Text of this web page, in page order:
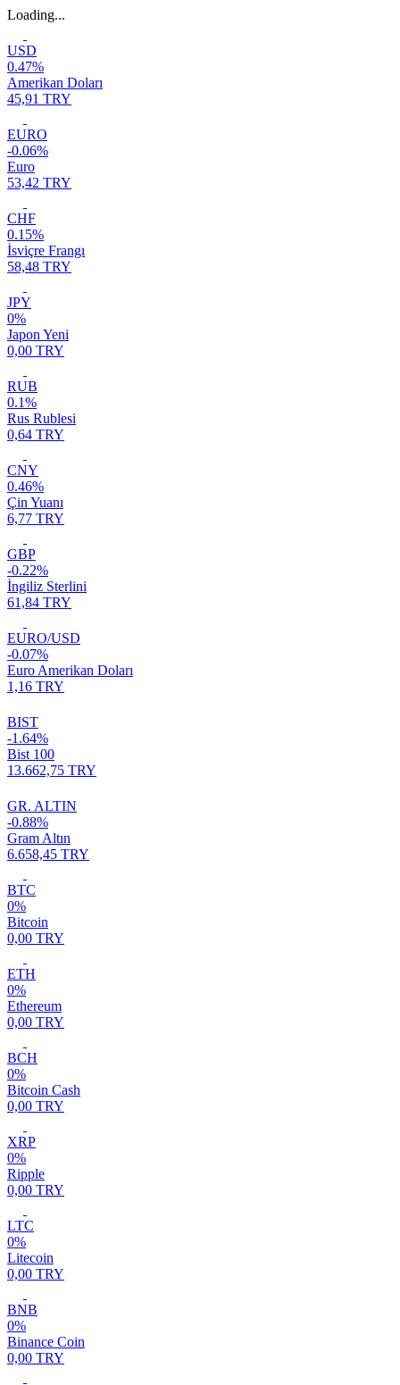
Loading...
USD
0.47%
Amerikan Doları
45,91 TRY
EURO
-0.06%
Euro
53,42 TRY
CHF
0.15%
İsviçre Frangı
58,48 TRY
JPY
0%
Japon Yeni
0,00 TRY
RUB
0.1%
Rus Rublesi
0,64 TRY
CNY
0.46%
Çin Yuanı
6,77 TRY
GBP
-0.22%
İngiliz Sterlini
61,84 TRY
EURO/USD
-0.07%
Euro Amerikan Doları
1,16 TRY
BIST
-1.64%
Bist 100
13.662,75 TRY
GR. ALTIN
-0.88%
Gram Altın
6.658,45 TRY
BTC
0%
Bitcoin
0,00 TRY
ETH
0%
Ethereum
0,00 TRY
BCH
0%
Bitcoin Cash
0,00 TRY
XRP
0%
Ripple
0,00 TRY
LTC
0%
Litecoin
0,00 TRY
BNB
0%
Binance Coin
0,00 TRY